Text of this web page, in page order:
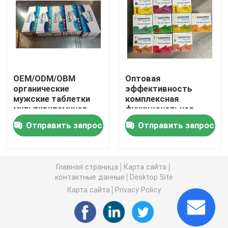
Дополнения женщин травяные
Дополнение груди травяное
Травяные капсулы для увеличения веса
Травяная капсула потери веса
Коллаген забеливая капсулу
Витамин Gummies биотина
OEM/ODM/OBM
органические
мужские таблетки
мультивитаминов
для мужчин
Витамины
увеличивают
Мультивитамины
Отправить запрос
Оптовая
эффективность
комплексная
функциональная
медицинская
помощь горячий коза
трава пищевая
Отправить запрос
Главная страница
Карта сайта
контактные данные
Desktop Site
Карта сайта
Privacy Policy